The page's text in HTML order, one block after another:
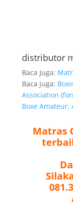
distributor
Baca Juga:
Baca juga:
Association
Boxe Amateur;
Matras